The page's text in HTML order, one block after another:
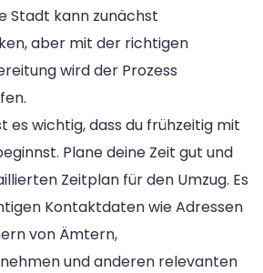
Stadt kann zunächst
aber mit der richtigen
wird der Prozess
es wichtig, dass du frühzeitig mit
Plane deine Zeit gut und
Zeitplan für den Umzug. Es
Kontaktdaten wie Adressen
von Ämtern,
und anderen relevanten